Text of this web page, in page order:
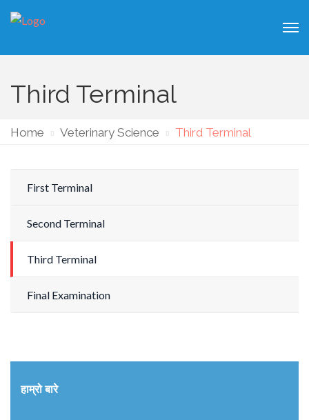
Third Terminal
Home Veterinary Science Third Terminal
First Terminal
Second Terminal
Third Terminal
Final Examination
हाम्रो बारे